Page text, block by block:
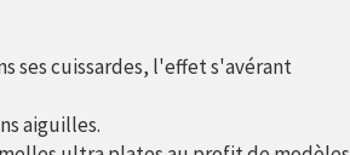
ses cuissardes, l'effet s'avérant
aiguilles.